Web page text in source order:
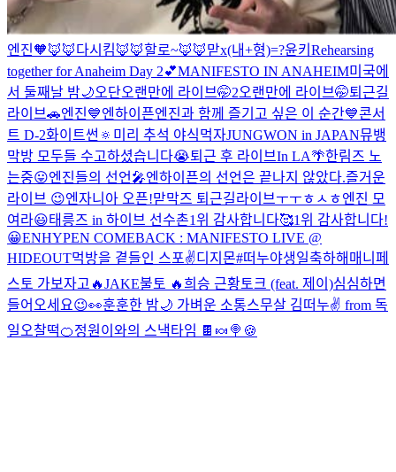
엔진🧡🦊🦊다시킴🦊🦊할로~🦊🦊맏x(내+형)=?윤키 Rehearsing
together for Anaheim Day 2💕MANIFESTO IN ANAHEIM미국에
서 둘째날 밤🌙오단오랜만에 라이브🤭2오랜만에 라이브🤭퇴근길
라이브🚗엔진💙엔하이픈엔진과 함께 즐기고 싶은 이 순간💙콘서
트 D-2화이트썬🔅 미리 추석 야식먹자JUNGWON in JAPAN뮤뱅
막방 모두들 수고하셨습니다😭퇴근 후 라이브In LA🌴한림즈 노
는중😛엔진들의 선언🎤엔하이픈의 선언은 끝나지 않았다.즐거운
라이브 😉엔자니아 오픈!맏막즈 퇴근길라이브ㅜㅜㅎㅅㅎ엔진 모
여라😃태릉즈 in 하이브 선수촌1위 감사합니다🥰1위 감사합니다!
😀ENHYPEN COMEBACK : MANIFESTO LIVE @
HIDEOUT먹방을 곁들인 스포✌디지몬#떠누야생일축하해 매니페
스토 가보자고🔥JAKE불토 🔥 희승 근황토크 (feat. 제이)심심하면
들어오세요😉👀훈훈한 밤🌙 가벼운 소통스무살 김떠누✌ from 독
일 오찰떡🍊정원이와의 스낵타임 🍫🍬🍭🍪